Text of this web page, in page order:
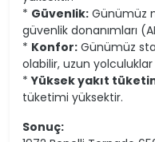
* Güvenlik: Günümüz
güvenlik donanımları
* Konfor: Günümüz
olabilir, uzun
*Yüksek yakıt
tüketimi yüksektir.
Sonuç: